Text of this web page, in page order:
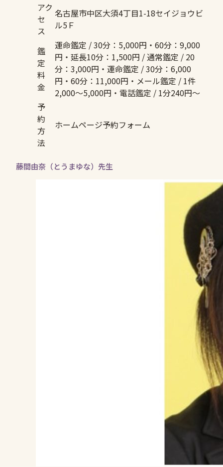
アク
セ
ス
名古屋市中区大須4丁目1-18セイジョウビ
ル5Ｆ
鑑
定
料
金
運命鑑定 / 30分：5,000円・60分：9,000
円・延長10分：1,500円 / 通常鑑定 / 20
分：3,000円・運命鑑定 / 30分：6,000
円・60分：11,000円・メール鑑定 / 1件
2,000〜5,000円・電話鑑定 / 1分240円〜
予
約
方
法
ホームページ予約フォーム
藤間由奈（とうまゆな）先生